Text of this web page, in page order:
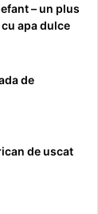
– un plus
apa dulce
de
de uscat